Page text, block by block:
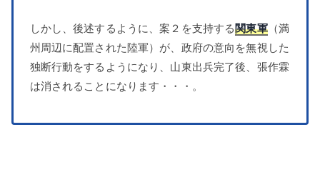
しかし、後述するように、案２を支持する関東軍（満
州周辺に配置された陸軍）が、政府の意向を無視した
独断行動をするようになり、山東出兵完了後、張作霖
は消されることになります・・・。